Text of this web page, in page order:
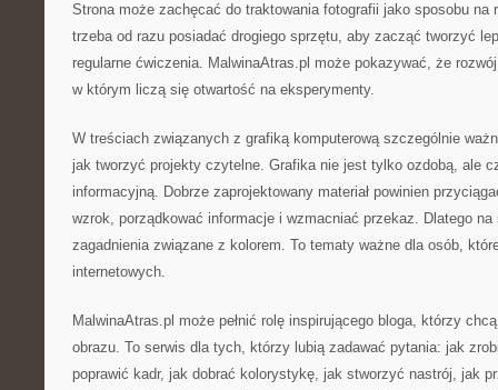
Strona może zachęcać do traktowania fotografii jako sposobu na
trzeba od razu posiadać drogiego sprzętu, aby zacząć tworzyć
regularne ćwiczenia. MalwinaAtras.pl może pokazywać, że
w którym liczą się otwartość na eksperymenty.
W treściach związanych z grafiką komputerową szczególnie
jak tworzyć projekty czytelne. Grafika nie jest tylko ozdobą, ale
informacyjną. Dobrze zaprojektowany materiał powinien
wzrok, porządkować informacje i wzmacniać przekaz. Dlatego
zagadnienia związane z kolorem. To tematy ważne dla osób,
internetowych.
MalwinaAtras.pl może pełnić rolę inspirującego bloga, którzy
obrazu. To serwis dla tych, którzy lubią zadawać pytania: jak
poprawić kadr, jak dobrać kolorystykę, jak stworzyć nastrój, jak